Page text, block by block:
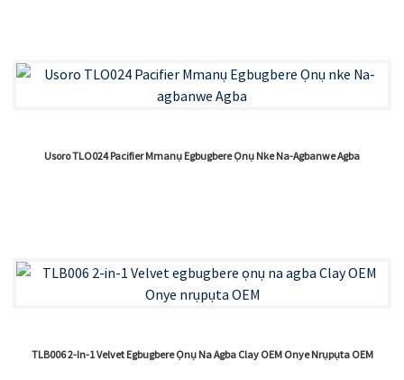
Usoro TLO024 Pacifier Mmanụ Egbugbere Ọnụ Nke Na-Agbanwe Agba
TLB006 2-In-1 Velvet Egbugbere Ọnụ Na Agba Clay OEM Onye Nrụpụta OEM